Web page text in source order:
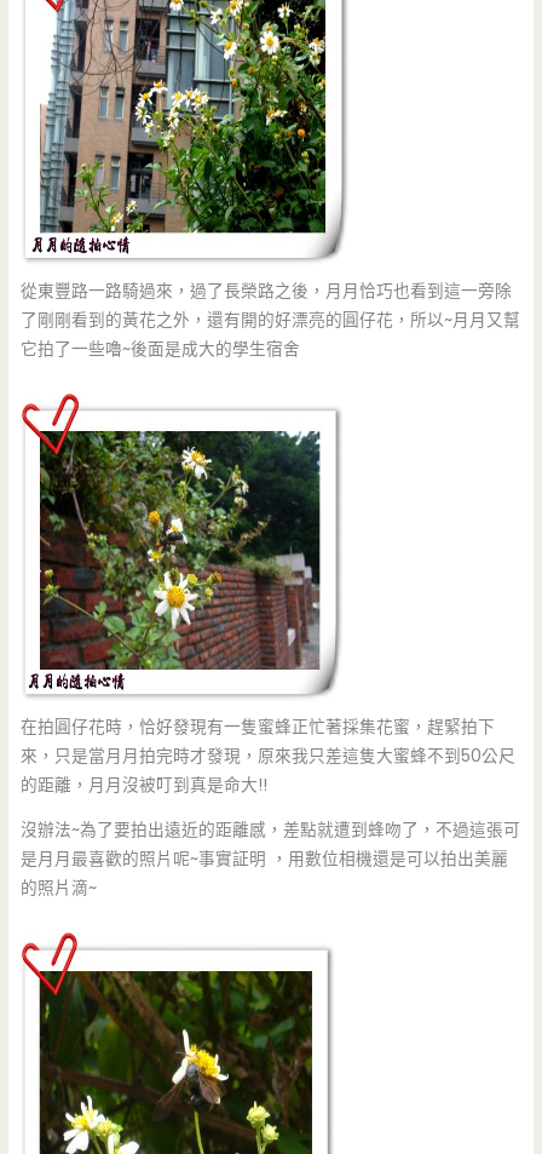
從東豐路一路騎過來，過了長榮路之後，月月恰巧也看到這一旁除
了剛剛看到的黃花之外，還有開的好漂亮的圓仔花，所以~月月又幫
它拍了一些嚕~後面是成大的學生宿舍
在拍圓仔花時，恰好發現有一隻蜜蜂正忙著採集花蜜，趕緊拍下
來，只是當月月拍完時才發現，原來我只差這隻大蜜蜂不到50公尺
的距離，月月沒被叮到真是命大!!
沒辦法~為了要拍出遠近的距離感，差點就遭到蜂吻了，不過這張可
是月月最喜歡的照片呢~事實証明 ，用數位相機還是可以拍出美麗
的照片滴~